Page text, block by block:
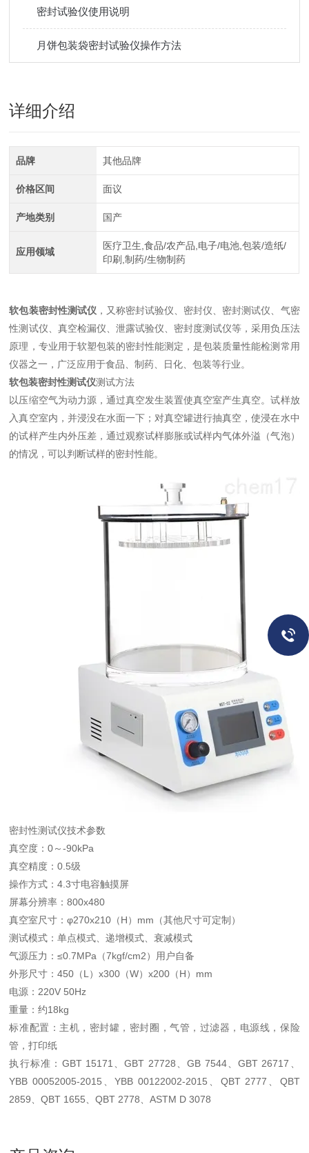
密封试验仪使用说明
月饼包装袋密封试验仪操作方法
详细介绍
品牌 其他品牌
价格区间 面议
产地类别 国产
应用领域
医疗卫生,食品/农产品,电子/电池,包装/造纸/
印刷,制药/生物制药
软包装密封性测试仪，又称密封试验仪、密封仪、密封测试仪、气密
性测试仪、真空检漏仪、泄露试验仪、密封度测试仪等，采用负压法
原理，专业用于软塑包装的密封性能测定，是包装质量性能检测常用
仪器之一，广泛应用于食品、制药、日化、包装等行业。
软包装密封性测试仪测试方法
以压缩空气为动力源，通过真空发生装置使真空室产生真空。试样放
入真空室内，并浸没在水面一下；对真空罐进行抽真空，使浸在水中
的试样产生内外压差，通过观察试样膨胀或试样内气体外溢（气泡）
的情况，可以判断试样的密封性能。
密封性测试仪技术参数
真空度：0～-90kPa
真空精度：0.5级
操作方式：4.3寸电容触摸屏
屏幕分辨率：800x480
真空室尺寸：φ270x210（H）mm（其他尺寸可定制）
测试模式：单点模式、递增模式、衰减模式
气源压力：≤0.7MPa（7kgf/cm2）用户自备
外形尺寸：450（L）x300（W）x200（H）mm
电源：220V 50Hz
重量：约18kg
标准配置：主机，密封罐，密封圈，气管，过滤器，电源线，保险
管，打印纸
执行标准：GBT 15171、GBT 27728、GB 7544、GBT 26717、
YBB 00052005-2015、YBB 00122002-2015、QBT 2777、QBT
2859、QBT 1655、QBT 2778、ASTM D 3078